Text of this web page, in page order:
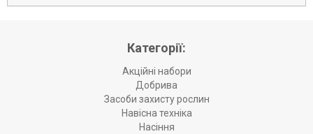
Категорії:
Акційні набори
Добрива
Засоби захисту рослин
Навісна техніка
Насіння